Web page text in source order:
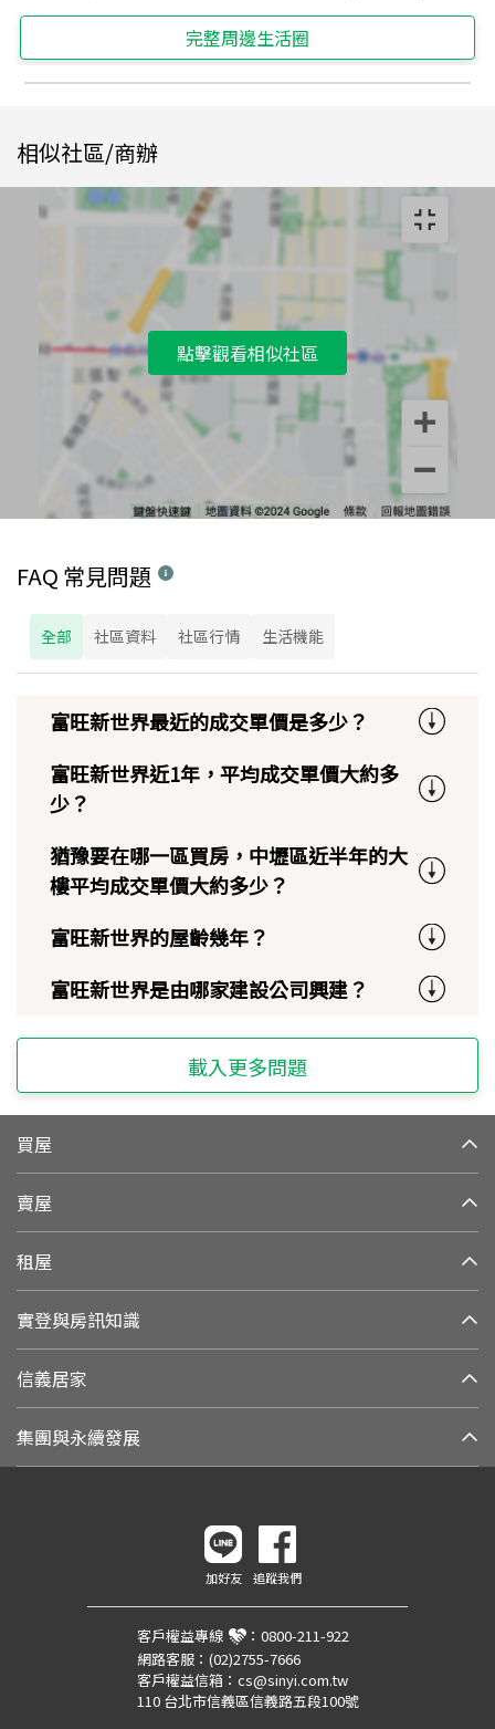
完整周邊生活圈
相似社區/商辦
點擊觀看相似社區
FAQ 常見問題
全部 社區資料 社區行情 生活機能
富旺新世界最近的成交單價是多少？
富旺新世界近1年，平均成交單價大約多
少？
猶豫要在哪一區買房，中壢區近半年的大
樓平均成交單價大約多少？
富旺新世界的屋齡幾年？
富旺新世界是由哪家建設公司興建？
載入更多問題
買屋
賣屋
租屋
實登與房訊知識
信義居家
集團與永續發展
加好友 追蹤我們
客戶權益專線 ： 0800-211-922
網路客服： (02)2755-7666
客戶權益信箱： cs@sinyi.com.tw
110 台北市信義區信義路五段100號